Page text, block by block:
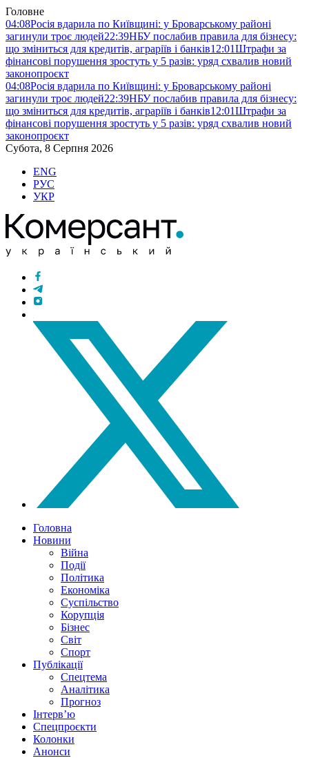
Головне
04:08Росія вдарила по Київщині: у Броварському районі
загинули троє людей22:39НБУ послабив правила для бізнесу:
що зміниться для кредитів, аграріїв і банків12:01Штрафи за
фінансові порушення зростуть у 5 разів: уряд схвалив новий
законопроєкт
04:08Росія вдарила по Київщині: у Броварському районі
загинули троє людей22:39НБУ послабив правила для бізнесу:
що зміниться для кредитів, аграріїв і банків12:01Штрафи за
фінансові порушення зростуть у 5 разів: уряд схвалив новий
законопроєкт
Субота, 8 Серпня 2026
ENG
РУС
УКР
Головна
Новини
Війна
Події
Політика
Економіка
Суспільство
Корупція
Бізнес
Світ
Спорт
Публікації
Спецтема
Аналітика
Прогноз
Інтерв’ю
Спецпроєкти
Колонки
Анонси